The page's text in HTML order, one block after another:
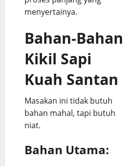
menyertainya.
Bahan-Bahan
Kikil Sapi
Kuah Santan
Masakan ini tidak butuh
bahan mahal, tapi butuh
niat.
Bahan Utama: